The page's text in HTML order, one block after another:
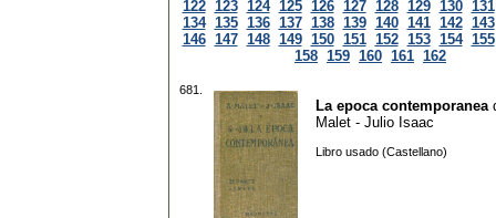
122 123 124 125 126 127 128 129 130 131
134 135 136 137 138 139 140 141 142 143
146 147 148 149 150 151 152 153 154 155
158 159 160 161 162
681.
La epoca contemporanea
Malet - Julio Isaac
Libro usado (Castellano)